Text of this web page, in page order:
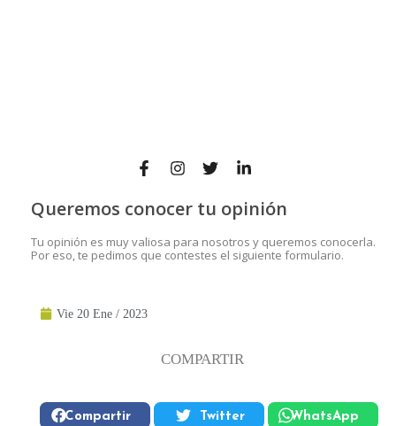
Queremos conocer tu opinión
Tu opinión es muy valiosa para nosotros y queremos conocerla.
Por eso, te pedimos que contestes el siguiente formulario.
Vie 20 Ene / 2023
COMPARTIR
Compartir Twitter WhatsApp